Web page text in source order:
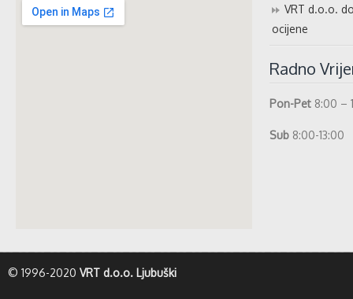
VRT d.o.o.
ocijene
Radno
Pon-Pet 8:00 –
Sub 8:00-13:00
© 1996-2020 VRT d.o.o. Ljubuški